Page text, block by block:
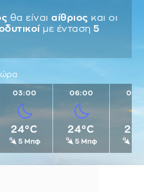
θα είναι αίθριος και οι
με ένταση 5
03:00
24°C
5 Μπφ
06:00
24°C
5 Μπφ